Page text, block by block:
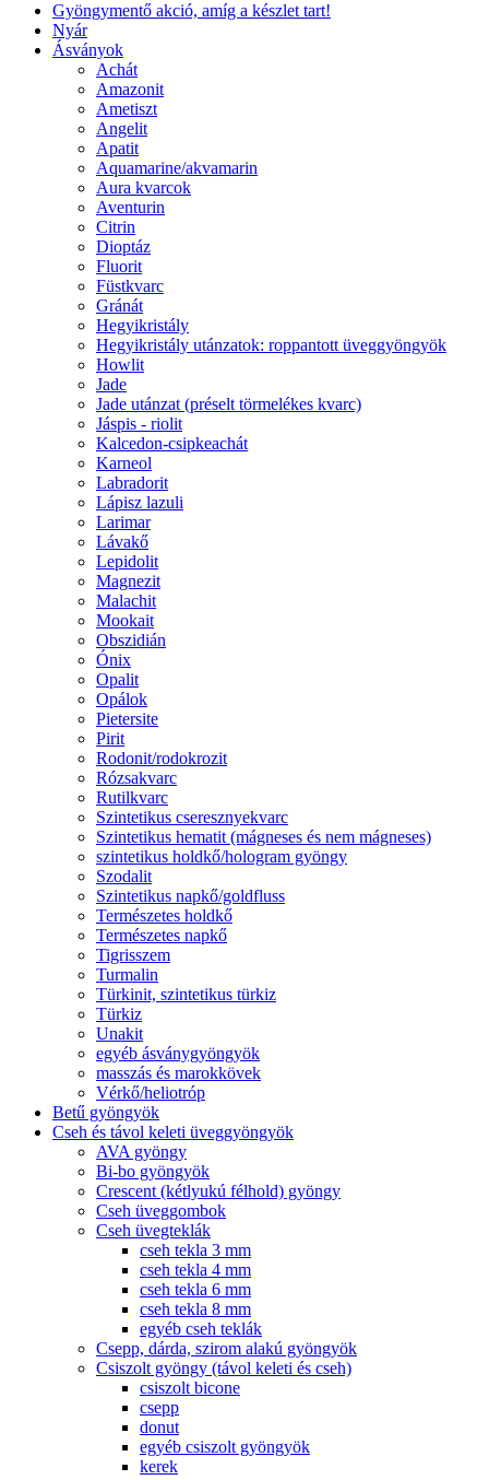
Gyöngymentő akció, amíg a készlet tart!
Nyár
Ásványok
Achát
Amazonit
Ametiszt
Angelit
Apatit
Aquamarine/akvamarin
Aura kvarcok
Aventurin
Citrin
Dioptáz
Fluorit
Füstkvarc
Gránát
Hegyikristály
Hegyikristály utánzatok: roppantott üveggyöngyök
Howlit
Jade
Jade utánzat (préselt törmelékes kvarc)
Jáspis - riolit
Kalcedon-csipkeachát
Karneol
Labradorit
Lápisz lazuli
Larimar
Lávakő
Lepidolit
Magnezit
Malachit
Mookait
Obszidián
Ónix
Opalit
Opálok
Pietersite
Pirit
Rodonit/rodokrozit
Rózsakvarc
Rutilkvarc
Szintetikus cseresznyekvarc
Szintetikus hematit (mágneses és nem mágneses)
szintetikus holdkő/hologram gyöngy
Szodalit
Szintetikus napkő/goldfluss
Természetes holdkő
Természetes napkő
Tigrisszem
Turmalin
Türkinit, szintetikus türkiz
Türkiz
Unakit
egyéb ásványgyöngyök
masszás és marokkövek
Vérkő/heliotróp
Betű gyöngyök
Cseh és távol keleti üveggyöngyök
AVA gyöngy
Bi-bo gyöngyök
Crescent (kétlyukú félhold) gyöngy
Cseh üveggombok
Cseh üvegteklák
cseh tekla 3 mm
cseh tekla 4 mm
cseh tekla 6 mm
cseh tekla 8 mm
egyéb cseh teklák
Csepp, dárda, szirom alakú gyöngyök
Csiszolt gyöngy (távol keleti és cseh)
csiszolt bicone
csepp
donut
egyéb csiszolt gyöngyök
kerek